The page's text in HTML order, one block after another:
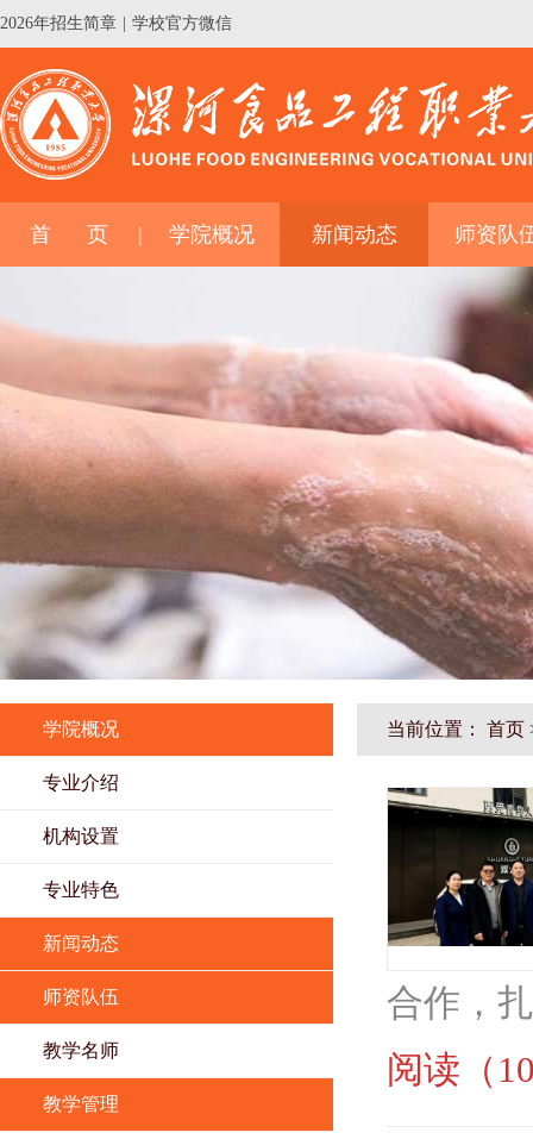
2026年招生简章 学校官方微信
首 页 学院概况 新闻动态 师资队
学院概况
专业介绍
机构设置
专业特色
新闻动态
师资队伍
教学名师
教学管理
当前位置： 首页
合作，
阅读（